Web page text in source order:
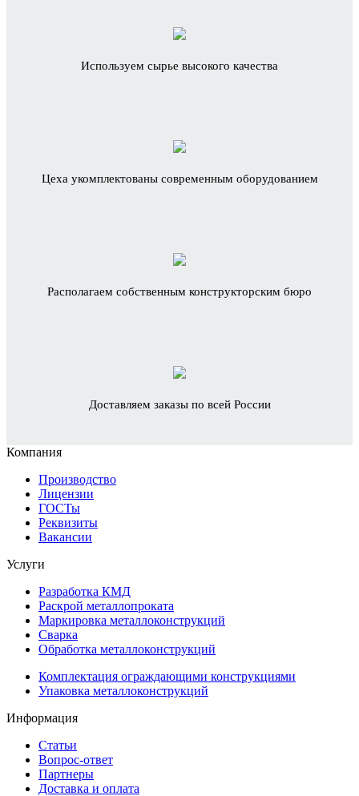
Используем сырье высокого качества
Цеха укомплектованы современным оборудованием
Располагаем собственным конструкторским бюро
Доставляем заказы по всей России
Компания
Производство
Лицензии
ГОСТы
Реквизиты
Вакансии
Услуги
Разработка КМД
Раскрой металлопроката
Маркировка металлоконструкций
Сварка
Обработка металлоконструкций
Комплектация ограждающими конструкциями
Упаковка металлоконструкций
Информация
Статьи
Вопрос-ответ
Партнеры
Доставка и оплата